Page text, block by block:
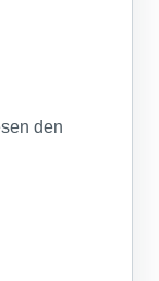
den